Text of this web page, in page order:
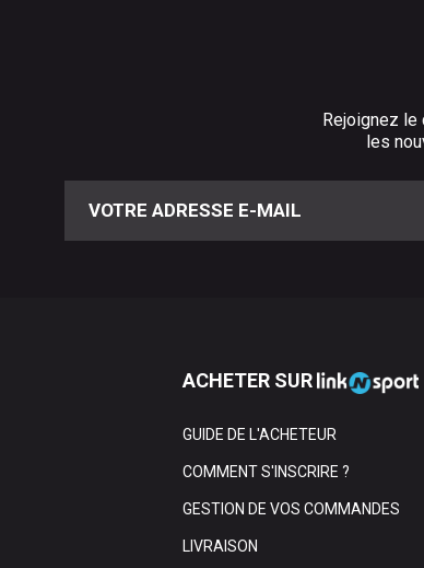
Rejoignez le
les
ACHETER SUR
GUIDE DE L'ACHETEUR
COMMENT S'INSCRIRE ?
GESTION DE VOS COMMANDES
LIVRAISON